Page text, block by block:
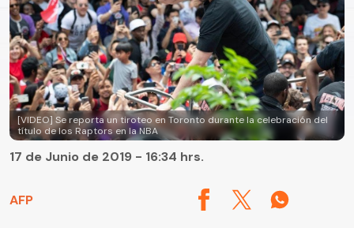
[VIDEO] Se reporta un tiroteo en Toronto durante la celebración del
título de los Raptors en la NBA
AFP
17 de Junio de 2019 - 16:34 hrs.